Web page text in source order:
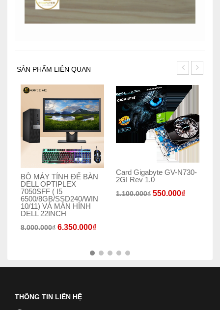
SẢN PHẨM LIÊN QUAN
BỘ MÁY TÍNH ĐỂ BÀN
DELL OPTIPLEX
7050SFF ( I5
6500/8GB/SSD240/WIN
10/11) VÀ MÀN HÌNH
DELL 22INCH
8.000.000₫ 6.350.000₫
Card Gigabyte GV-N730-
2GI Rev 1.0
1.100.000₫ 550.000₫
THÔNG TIN LIÊN HỆ